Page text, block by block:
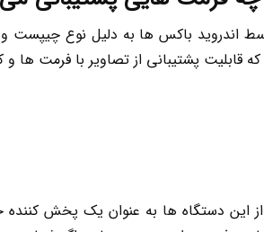
اندروید باکس ها به دلیل نوع چیپست و
قابلیت پشتیبانی از تصاویر با فرمت ها و